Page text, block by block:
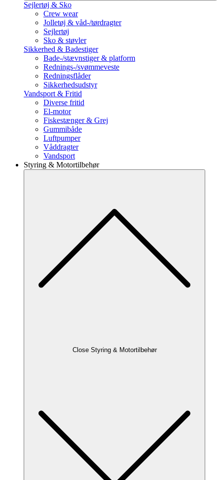
Sejlertøj & Sko
Crew wear
Jolletøj & våd-/tørdragter
Sejlertøj
Sko & støvler
Sikkerhed & Badestiger
Bade-/stævnstiger & platform
Rednings-/svømmeveste
Redningsflåder
Sikkerhedsudstyr
Vandsport & Fritid
Diverse fritid
El-motor
Fiskestænger & Grej
Gummibåde
Luftpumper
Våddragter
Vandsport
Styring & Motortilbehør
Close Styring & Motortilbehør